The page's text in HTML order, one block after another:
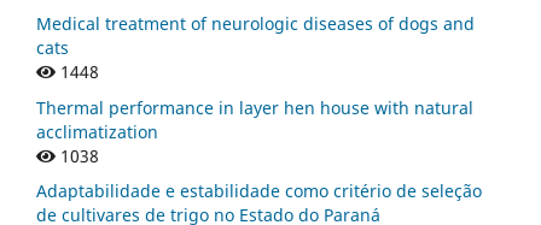
Medical treatment of neurologic diseases of dogs and
cats
1448
Thermal performance in layer hen house with natural
acclimatization
1038
Adaptabilidade e estabilidade como critério de seleção
de cultivares de trigo no Estado do Paraná